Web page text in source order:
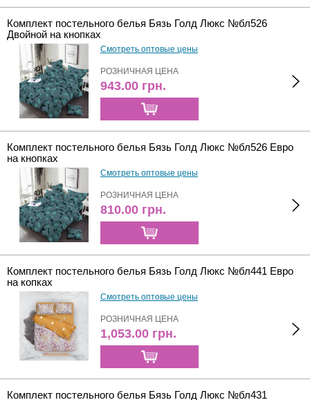
Комплект постельного белья Бязь Голд Люкс №бл526
Двойной на кнопках
Смотреть оптовые цены
РОЗНИЧНАЯ ЦЕНА
943.00 грн.
Комплект постельного белья Бязь Голд Люкс №бл526 Евро
на кнопках
Смотреть оптовые цены
РОЗНИЧНАЯ ЦЕНА
810.00 грн.
Комплект постельного белья Бязь Голд Люкс №бл441 Евро
на копках
Смотреть оптовые цены
РОЗНИЧНАЯ ЦЕНА
1,053.00 грн.
Комплект постельного белья Бязь Голд Люкс №бл431